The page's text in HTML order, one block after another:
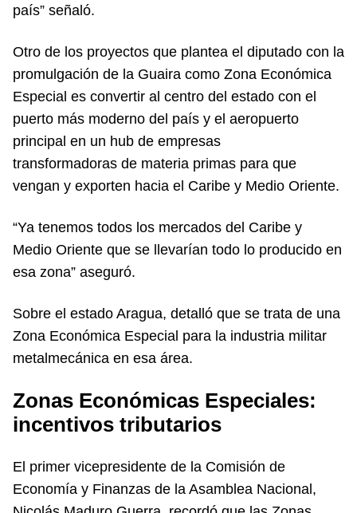
país” señaló.
Otro de los proyectos que plantea el diputado con la
promulgación de la Guaira como Zona Económica
Especial es convertir al centro del estado con el
puerto más moderno del país y el aeropuerto
principal en un hub de empresas
transformadoras de materia primas para que
vengan y exporten hacia el Caribe y Medio Oriente.
“Ya tenemos todos los mercados del Caribe y
Medio Oriente que se llevarían todo lo producido en
esa zona” aseguró.
Sobre el estado Aragua, detalló que se trata de una
Zona Económica Especial para la industria militar
metalmecánica en esa área.
Zonas Económicas Especiales:
incentivos tributarios
El primer vicepresidente de la Comisión de
Economía y Finanzas de la Asamblea Nacional,